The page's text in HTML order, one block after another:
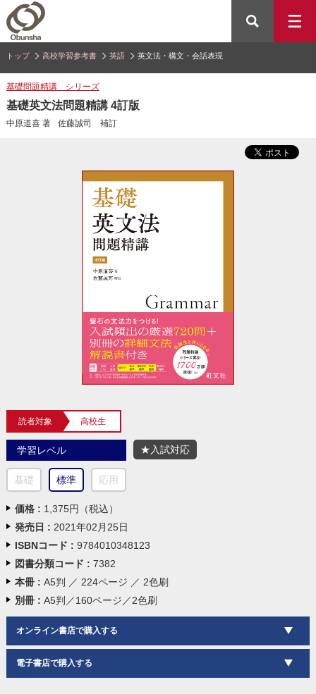
トップ 高校学習参考書 英語 英文法・構文・会話表現
基礎問題精講 シリーズ
基礎英文法問題精講 4訂版
中原道喜 著 佐藤誠司 補訂
読者対象 高校生
学習レベル
基礎 標準 応用
★入試対応
価格 : 1,375円（税込）
発売日 : 2021年02月25日
ISBNコード : 9784010348123
図書分類コード : 7382
本冊 : A5判 ／ 224ページ ／ 2色刷
別冊 : A5判／160ページ／2色刷
オンライン書店で購入する
電子書店で購入する